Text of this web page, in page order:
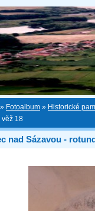
» Fotoalbum » Historické
věž 18
nad Sázavou -